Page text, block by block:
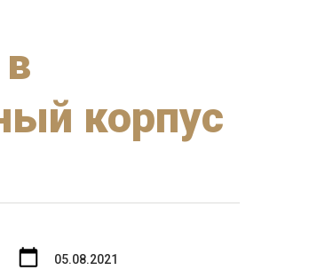
корпус
05.08.2021